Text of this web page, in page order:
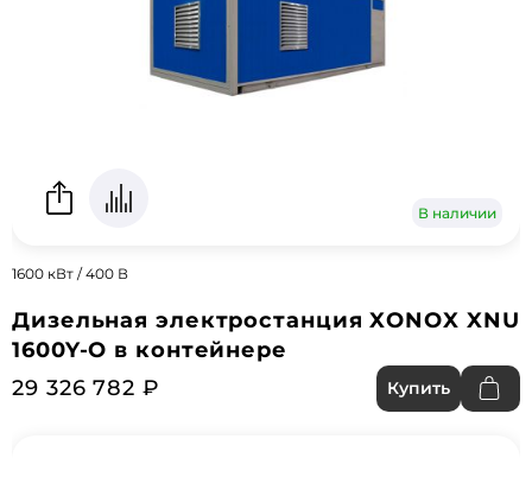
В наличии
1600 кВт / 400 В
Дизельная электростанция XONOX XNU
1600Y-O в контейнере
29 326 782 ₽
Купить